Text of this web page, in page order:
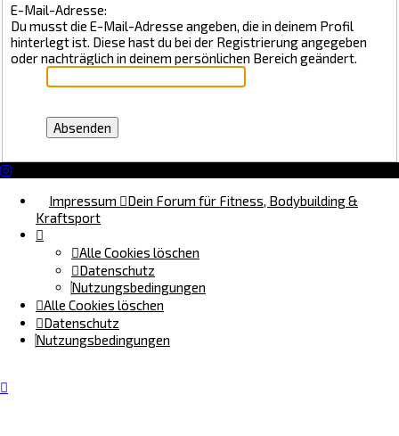
E-Mail-Adresse:
Du musst die E-Mail-Adresse angeben, die in deinem Profil
hinterlegt ist. Diese hast du bei der Registrierung angegeben
oder nachträglich in deinem persönlichen Bereich geändert.
Impressum
Dein Forum für Fitness, Bodybuilding &
Kraftsport
Alle Cookies löschen
Datenschutz
Nutzungsbedingungen
Alle Cookies löschen
Datenschutz
Nutzungsbedingungen